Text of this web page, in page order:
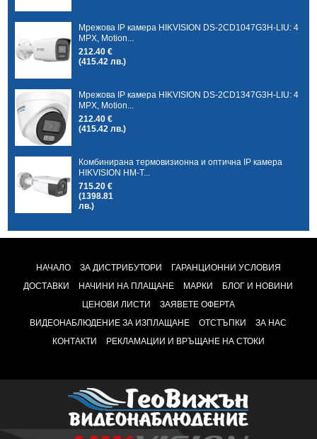
Мрежова IP камера HIKVISION DS-2CD1047G3H-LIU: 4
MPX, Motion...
212.40 €
(415.42 лв.)
Мрежова IP камера HIKVISION DS-2CD1347G3H-LIU: 4
MPX, Motion...
212.40 €
(415.42 лв.)
Комбинирана термовизионна и оптична IP камера
HIKVISION HM-T...
715.20 €
(1398.81
лв.)
НАЧАЛО ЗА ДИСТРИБУТОРИ
ГАРАНЦИОННИ УСЛОВИЯ
ДОСТАВКИ
НАЧИНИ НА ПЛАЩАНЕ МАРКИ
БЛОГ И НОВИНИ
ЦЕНОВИ ЛИСТИ
ЗАЯВЕТЕ ОФЕРТА
ВИДЕОНАБЛЮДЕНИЕ ЗА ИЗПЛАЩАНЕ
ОТСТЪПКИ
ЗА НАС
КОНТАКТИ
РЕКЛАМАЦИИ И ВРЪЩАНЕ НА СТОКИ